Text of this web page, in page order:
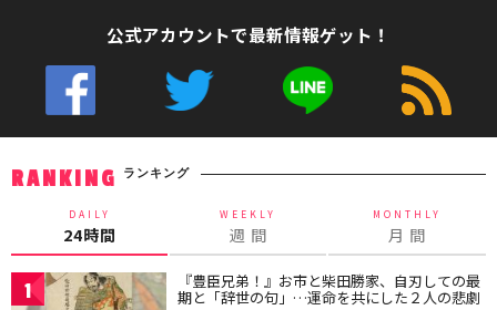
公式アカウントで最新情報ゲット！
RANKING ランキング
DAILY
24時間
WEEKLY
週 間
MONTHLY
月 間
1 『豊臣兄弟！』お市と柴田勝家、自刃しての最
期と「辞世の句」…運命を共にした２人の悲劇